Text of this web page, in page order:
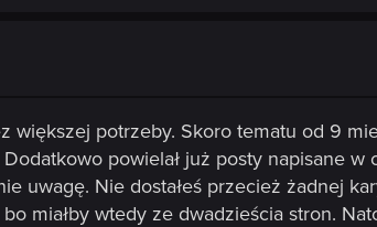
większej potrzeby. Skoro tematu od 9
powielał już posty napisane
uwagę. Nie dostałeś przecież żadnej
miałby wtedy ze dwadzieścia stron.